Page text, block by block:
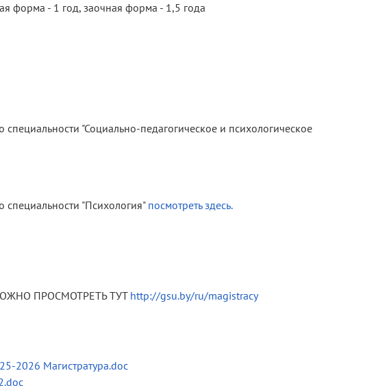
форма - 1 год, заочная форма - 1,5 года
"Социально-педагогическое и психологическое
специальности "Психология" посмотреть здесь.
ПРОСМОТРЕТЬ ТУТ http://gsu.by/ru/magistracy
2026 Магистратура.doc